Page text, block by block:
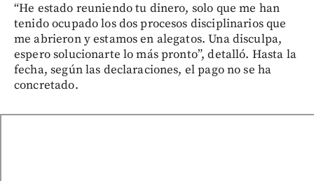
“He estado reuniendo tu dinero, solo que me han
tenido ocupado los dos procesos disciplinarios que
me abrieron y estamos en alegatos. Una disculpa,
espero solucionarte lo más pronto”, detalló. Hasta la
fecha, según las declaraciones, el pago no se ha
concretado.